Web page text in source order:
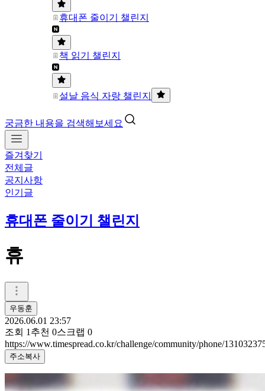
휴대폰 줄이기 챌린지
책 읽기 챌린지
설날 음식 자랑 챌린지
궁금한 내용을 검색해보세요
즐겨찾기
전체글
공지사항
인기글
휴대폰 줄이기 챌린지
휴
우동훈
2026.06.01 23:57
조회 1 추천 0스크랩 0
https://www.timespread.co.kr/challenge/community/phone/
주소복사